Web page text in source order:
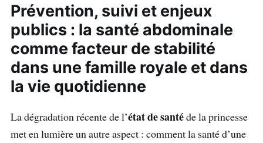
Prévention, suivi et enjeux
publics : la santé abdominale
comme facteur de stabilité
dans une famille royale et dans
la vie quotidienne
La dégradation récente de l’état de santéde la princesse
met en lumière un autre aspect : comment la santé d’une